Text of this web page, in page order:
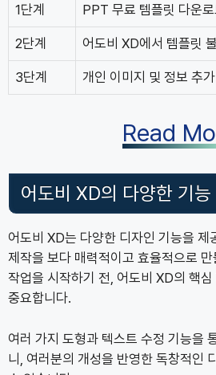
1단계 PPT 무료 템플릿 다운
2단계 어도비 XD에서 템플릿
3단계 개인 이미지 및 정보 추가
Read
어도비 XD의 다양한 기능
어도비 XD는 다양한 디자인 기능을 제
제작을 보다 매력적이고 효율적으로
작업을 시작하기 전, 어도비 XD의 핵심
중요합니다.
여러 가지 도형과 텍스트 수정 기능을
니, 여러분의 개성을 반영한 독창적인